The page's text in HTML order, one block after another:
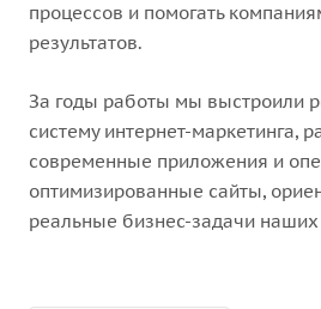
процессов и помогать
результатов.
За годы работы мы выстроили
систему интернет-маркетинга,
современные приложения и
оптимизированные сайты,
реальные бизнес-задачи наших